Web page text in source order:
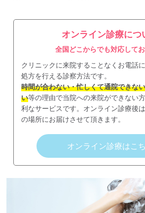
オンライン診療につ
全国どこからでも対応して
クリニックに来院することなくお電話
処方を行える診察方法です。
時間が合わない・忙しくて通院できな
い等の理由で当院への来院ができない
利なサービスです。オンライン診療後
の場所にお届けさせて頂きます。
オンライン診療はこ